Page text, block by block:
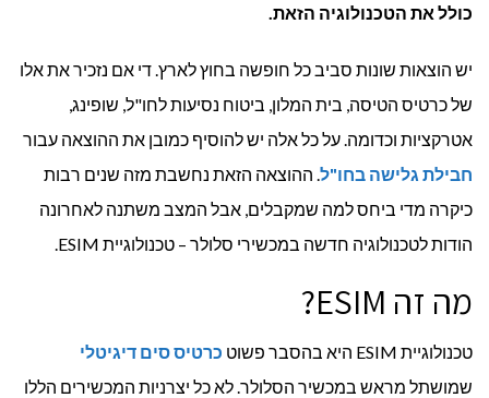
כולל את הטכנולוגיה הזאת.
יש הוצאות שונות סביב כל חופשה בחוץ לארץ. די אם נזכיר את אלו
של כרטיס הטיסה, בית המלון, ביטוח נסיעות לחו"ל, שופינג,
אטרקציות וכדומה. על כל אלה יש להוסיף כמובן את ההוצאה עבור
חבילת גלישה בחו"ל. ההוצאה הזאת נחשבת מזה שנים רבות
כיקרה מדי ביחס למה שמקבלים, אבל המצב משתנה לאחרונה
הודות לטכנולוגיה חדשה במכשירי סלולר – טכנולוגיית ESIM.
מה זה ESIM?
טכנולוגיית ESIM היא בהסבר פשוט
כרטיס סים דיגיטלי
שמושתל מראש במכשיר הסלולר. לא כל יצרניות המכשירים הללו